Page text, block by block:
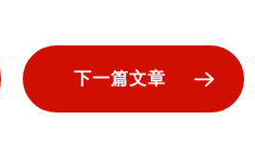
下一篇文章